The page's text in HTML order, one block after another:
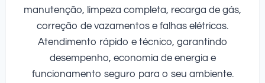
manutenção, limpeza completa, recarga de gás,
correção de vazamentos e falhas elétricas.
Atendimento rápido e técnico, garantindo
desempenho, economia de energia e
funcionamento seguro para o seu ambiente.